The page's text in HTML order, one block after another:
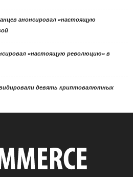
анонсировал «настоящую
«настоящую революцию» в
девять криптовалютных